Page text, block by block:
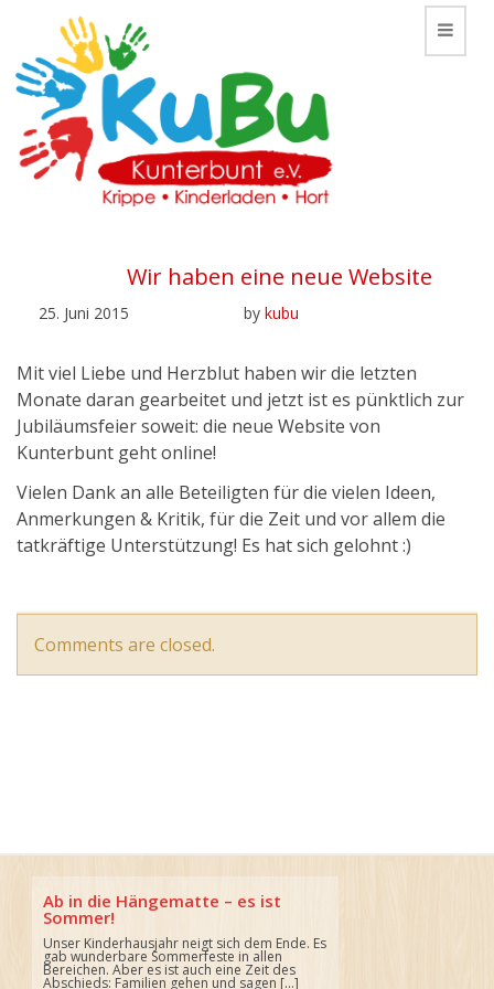
Wir haben eine neue Website
25. Juni 2015 by kubu
Mit viel Liebe und Herzblut haben wir die letzten
Monate daran gearbeitet und jetzt ist es pünktlich zur
Jubiläumsfeier soweit: die neue Website von
Kunterbunt geht online!
Vielen Dank an alle Beteiligten für die vielen Ideen,
Anmerkungen & Kritik, für die Zeit und vor allem die
tatkräftige Unterstützung! Es hat sich gelohnt :)
Comments are closed.
Ab in die Hängematte – es ist
Sommer!
Unser Kinderhausjahr neigt sich dem Ende. Es
gab wunderbare Sommerfeste in allen
Bereichen. Aber es ist auch eine Zeit des
Abschieds: Familien gehen und sagen […]